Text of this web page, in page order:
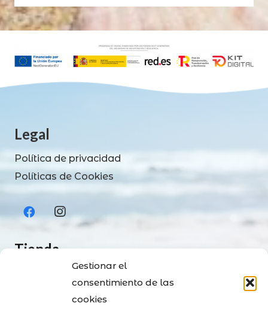
Gestionar el
consentimiento de las
cookies
Legal
Política de privacidad
Políticas de Cookies
Tienda